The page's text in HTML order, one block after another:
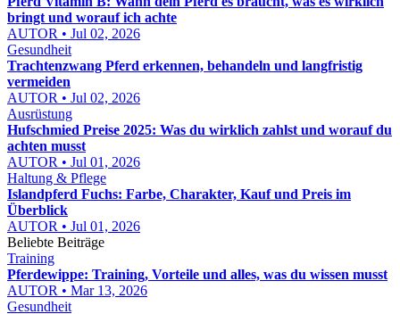
bringt und worauf ich achte
AUTOR • Jul 02, 2026
Gesundheit
Trachtenzwang Pferd erkennen, behandeln und langfristig
vermeiden
AUTOR • Jul 02, 2026
Ausrüstung
Hufschmied Preise 2025: Was du wirklich zahlst und worauf du
achten musst
AUTOR • Jul 01, 2026
Haltung & Pflege
Islandpferd Fuchs: Farbe, Charakter, Kauf und Preis im
Überblick
AUTOR • Jul 01, 2026
Beliebte Beiträge
Training
Pferdewippe: Training, Vorteile und alles, was du wissen musst
AUTOR • Mar 13, 2026
Gesundheit